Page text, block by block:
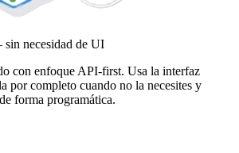
necesidad de UI
con enfoque API-first. Usa la interfaz
por completo cuando no la necesites y
forma programática.